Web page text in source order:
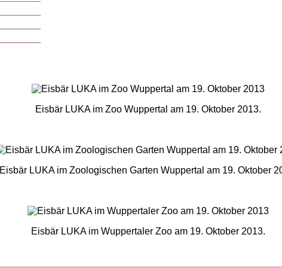
Eisbär LUKA im Zoo Wuppertal am 19. Oktober 2013.
Eisbär LUKA im Zoologischen Garten Wuppertal am 19. Oktober
Eisbär LUKA im Wuppertaler Zoo am 19. Oktober 2013.